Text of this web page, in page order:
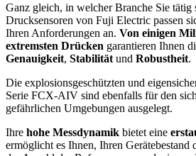
Ganz gleich, in welcher Branche Sie tätig
Drucksensoren von Fuji Electric passen
Ihren Anforderungen an. Von einigen
extremsten Drücken garantieren Ihnen
Genauigkeit, Stabilität und Robustheit.
Die explosionsgeschützten und
Serie FCX-AIV sind ebenfalls für den
gefährlichen Umgebungen ausgelegt.
Ihre hohe Messdynamik bietet eine
ermöglicht es Ihnen, Ihren Gerätebestand